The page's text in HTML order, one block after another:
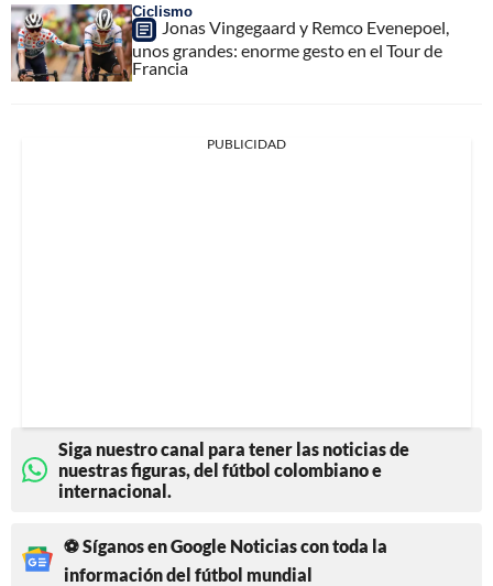
Ciclismo
Jonas Vingegaard y Remco Evenepoel,
unos grandes: enorme gesto en el Tour de
Francia
PUBLICIDAD
Siga nuestro canal para tener las noticias de
nuestras figuras, del fútbol colombiano e
internacional.
⚽ Síganos en Google Noticias con toda la
información del fútbol mundial